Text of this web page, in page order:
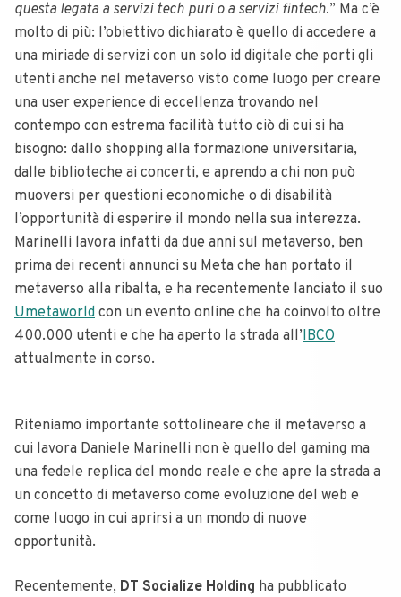
questa legata a servizi tech puri o a servizi fintech.” Ma c’è
molto di più: l’obiettivo dichiarato è quello di accedere a
una miriade di servizi con un solo id digitale che porti gli
utenti anche nel metaverso visto come luogo per creare
una user experience di eccellenza trovando nel
contempo con estrema facilità tutto ciò di cui si ha
bisogno: dallo shopping alla formazione universitaria,
dalle biblioteche ai concerti, e aprendo a chi non può
muoversi per questioni economiche o di disabilità
l’opportunità di esperire il mondo nella sua interezza.
Marinelli lavora infatti da due anni sul metaverso, ben
prima dei recenti annunci su Meta che han portato il
metaverso alla ribalta, e ha recentemente lanciato il suo
Umetaworld con un evento online che ha coinvolto oltre
400.000 utenti e che ha aperto la strada all’IBCO
attualmente in corso.
Riteniamo importante sottolineare che il metaverso a
cui lavora Daniele Marinelli non è quello del gaming ma
una fedele replica del mondo reale e che apre la strada a
un concetto di metaverso come evoluzione del web e
come luogo in cui aprirsi a un mondo di nuove
opportunità.
Recentemente, DT Socialize Holding ha pubblicato